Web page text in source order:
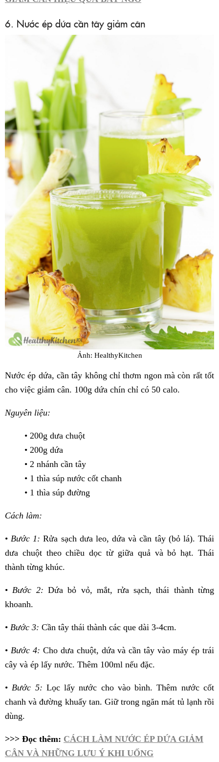
6. Nước ép dứa cần tây giảm cân
Ảnh: HealthyKitchen
Nước ép dứa, cần tây không chỉ thơm ngon mà còn rất tốt
cho việc giảm cân. 100g dứa chín chỉ có 50 calo.
Nguyên liệu:
• 200g dưa chuột
• 200g dứa
• 2 nhánh cần tây
• 1 thìa súp nước cốt chanh
• 1 thìa súp đường
Cách làm:
•Bước 1:Rửa sạch dưa leo, dứa và cần tây (bỏ lá). Thái
dưa chuột theo chiều dọc từ giữa quả và bỏ hạt. Thái
thành từng khúc.
•Bước 2:Dứa bỏ vỏ, mắt, rửa sạch, thái thành từng
khoanh.
• Bước 3: Cần tây thái thành các que dài 3-4cm.
• Bước 4: Cho dưa chuột, dứa và cần tây vào máy ép trái
cây và ép lấy nước. Thêm 100ml nếu đặc.
•Bước 5: Lọc lấy nước cho vào bình. Thêm nước cốt
chanh và đường khuấy tan. Giữ trong ngăn mát tủ lạnh rồi
dùng.
>>> Đọc thêm: CÁCH LÀM NƯỚC ÉP DỨA GIẢM
CÂN VÀ NHỮNG LƯU Ý KHI UỐNG